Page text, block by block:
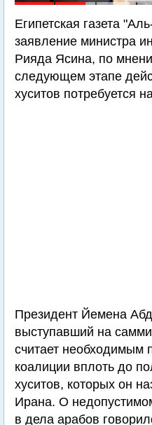
Египетская газета
заявление министра
Рияда Ясина, по
следующем этапе
хуситов потребуется
Президент Йемена
выступавший на
считает необходимым
коалиции вплоть до
хуситов, которых он
Ирана. О
в дела арабов